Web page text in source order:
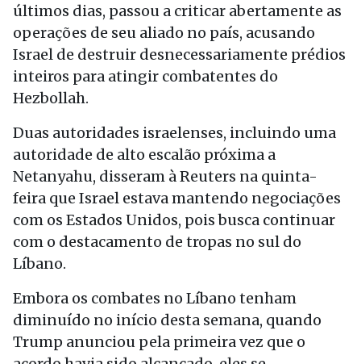
últimos dias, passou a criticar abertamente as
operações de seu aliado no país, acusando
Israel de destruir desnecessariamente prédios
inteiros para atingir combatentes do
Hezbollah.
Duas autoridades israelenses, incluindo uma
autoridade de alto escalão próxima a
Netanyahu, disseram à Reuters na quinta-
feira que Israel estava mantendo negociações
com os Estados Unidos, pois busca continuar
com o destacamento de tropas no sul do
Líbano.
Embora os combates no Líbano tenham
diminuído no início desta semana, quando
Trump anunciou pela primeira vez que o